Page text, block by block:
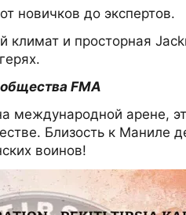
новичков до экспертов.
климат и просторная
FMA
международной арене,
Близость к Маниле
воинов!